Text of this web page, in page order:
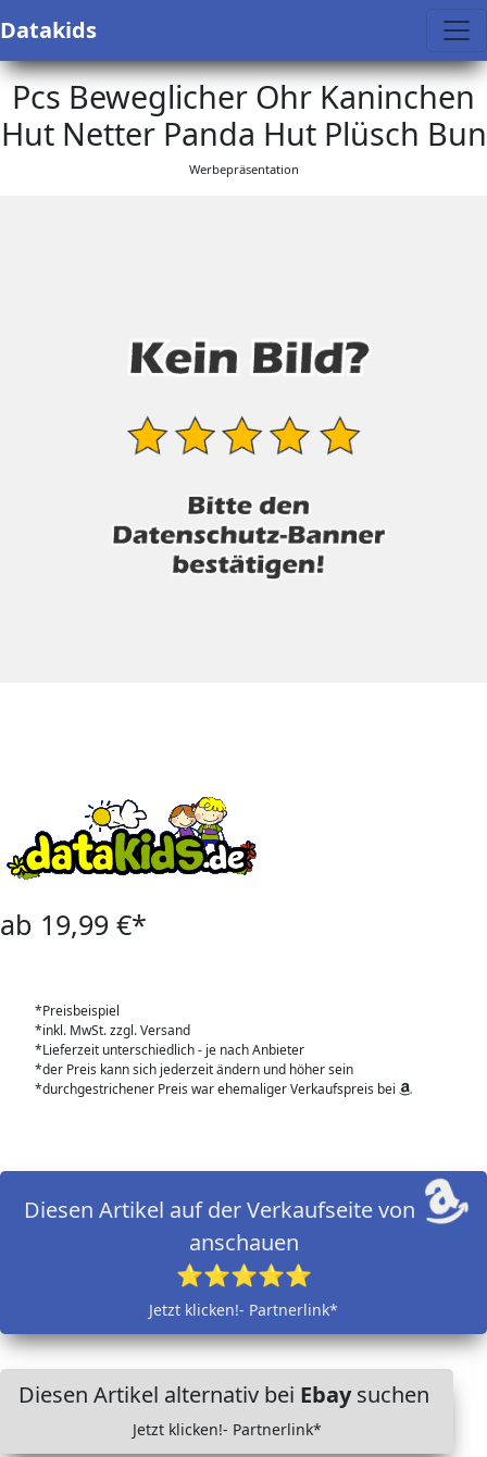
Datakids
Pcs Beweglicher Ohr Kaninchen
Hut Netter Panda Hut Plüsch Bun
Werbepräsentation
ab 19,99 €*
*Preisbeispiel
*inkl. MwSt. zzgl. Versand
*Lieferzeit unterschiedlich - je nach Anbieter
*der Preis kann sich jederzeit ändern und höher sein
*durchgestrichener Preis war ehemaliger Verkaufspreis bei
Diesen Artikel auf der Verkaufseite von
anschauen
⭐⭐⭐⭐⭐
Jetzt klicken!- Partnerlink*
Diesen Artikel alternativ bei Ebaysuchen
Jetzt klicken!- Partnerlink*